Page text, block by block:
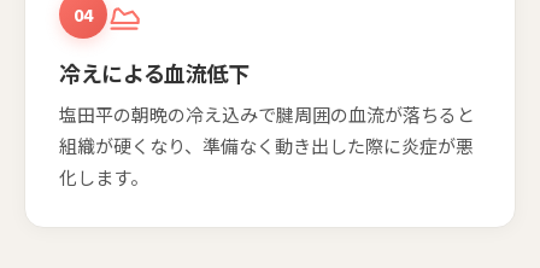
04
冷えによる血流低下
塩田平の朝晩の冷え込みで腱周囲の血流が落ちると
組織が硬くなり、準備なく動き出した際に炎症が悪
化します。